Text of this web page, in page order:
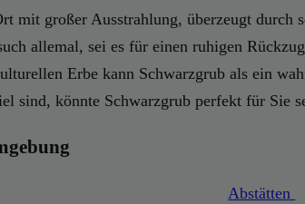
mit großer Ausstrahlung, überzeugt durch
allemal, sei es für einen ruhigen
Erbe kann Schwarzgrub als ein
sind, könnte Schwarzgrub perfekt für Sie
Abstätten